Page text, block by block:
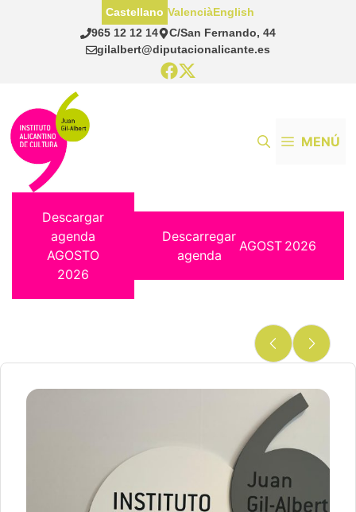
965 12 12 14
C/San Fernando, 44
gilalbert@diputacionalicante.es
Castellano ValenciàEnglish
MENÚ
Descargar
agenda
AGOSTO
2026
Descarregar
agenda
AGOST 2026